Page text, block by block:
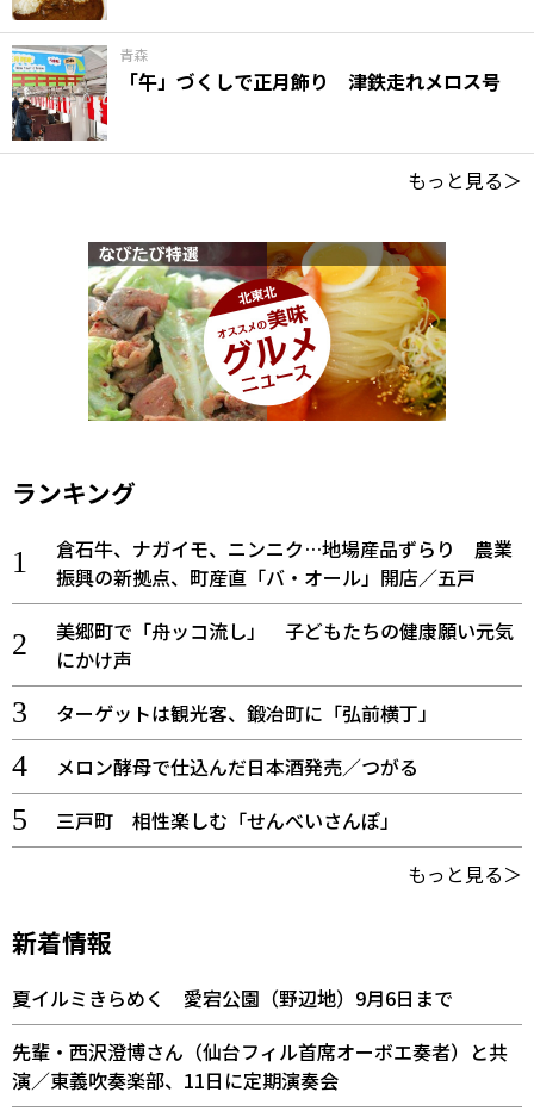
青森
「午」づくしで正月飾り 津鉄走れメロス号
もっと見る＞
ランキング
倉石牛、ナガイモ、ニンニク…地場産品ずらり 農業
振興の新拠点、町産直「バ・オール」開店／五戸
美郷町で「舟ッコ流し」 子どもたちの健康願い元気
にかけ声
ターゲットは観光客、鍛冶町に「弘前横丁」
メロン酵母で仕込んだ日本酒発売／つがる
三戸町 相性楽しむ「せんべいさんぽ」
もっと見る＞
新着情報
夏イルミきらめく 愛宕公園（野辺地）9月6日まで
先輩・西沢澄博さん（仙台フィル首席オーボエ奏者）と共
演／東義吹奏楽部、11日に定期演奏会